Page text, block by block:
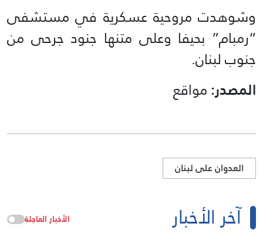
وشوهدت مروحية عسكرية في مستشفى
“رمبام” بحيفا وعلى متنها جنود جرحى من
جنوب لبنان.
المصدر:مواقع
العدوان على لبنان
آخر الأخبار الأخبار العاجلة